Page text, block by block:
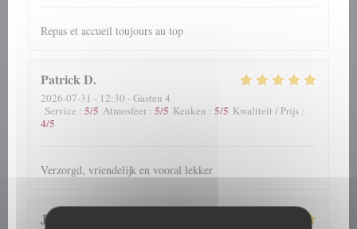
Repas et accueil toujours au top
PatrickD
2026-07-31 - 12:30 - Gasten 4
Service : 5/5 Atmosfeer : 5/5 Keuken : 5/5 Kwaliteit / Prijs :
4/5
Verzorgd, vriendelijk en vooral lekker
J C